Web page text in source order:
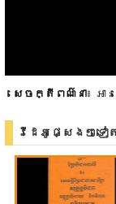
សេចក្តីពណ៌នា៖ អា
វីដេអូផ្សេងៗទៀត